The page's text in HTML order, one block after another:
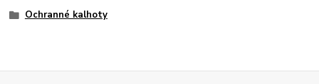
Ochranné kalhoty